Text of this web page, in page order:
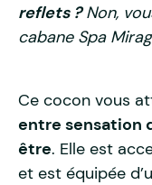
reflets ?Non,
cabane Spa
Ce cocon vous
entre sensation
être. Elle est
et est équipée